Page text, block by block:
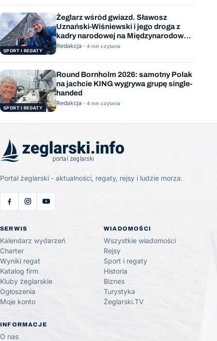
SPORT I REGATY
Żeglarz wśród gwiazd. Sławosz
Uznański-Wiśniewski i jego droga z
kadry narodowej na Międzynarodową
Stację Kosmiczną
Redakcja · 4 min czytania
SPORT I REGATY
Round Bornholm 2026: samotny Polak
na jachcie KING wygrywa grupę single-
handed
Redakcja · 4 min czytania
Portal żeglarski - aktualności, regaty, rejsy i ludzie morza.
SERWIS
Kalendarz wydarzeń
Charter
Wyniki regat
Katalog firm
Kluby żeglarskie
Ogłoszenia
Moje konto
WIADOMOŚCI
Wszystkie wiadomości
Rejsy
Sport i regaty
Historia
Biznes
Turystyka
Żeglarski.TV
INFORMACJE
O nas